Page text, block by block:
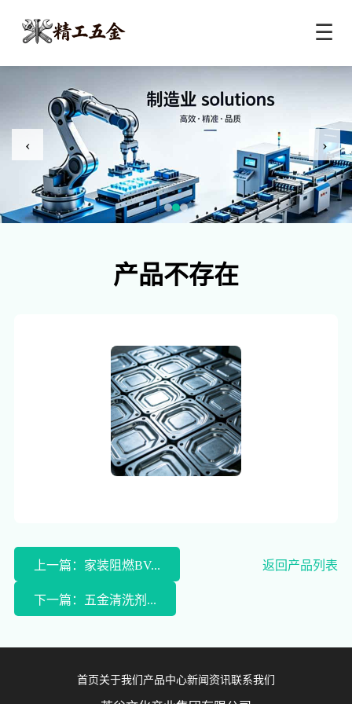
☰
‹ ›
产品不存在
上一篇：家装阻燃BV... 返回产品列表
下一篇：五金清洗剂...
首页 关于我们 产品中心新闻资讯联系我们